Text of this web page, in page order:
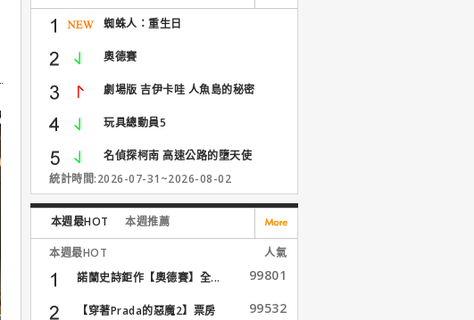
蜘蛛人：重生日
奧德賽
劇場版 吉伊卡哇 人魚島的秘密
玩具總動員5
名偵探柯南 高速公路的墮天使
統計時間:2026-07-31~2026-08-02
本週最HOT 本週推薦
本週最HOT
人氣
諾蘭史詩鉅作【奧德賽】全...
99801
【穿著Prada的惡魔2】票房
99532